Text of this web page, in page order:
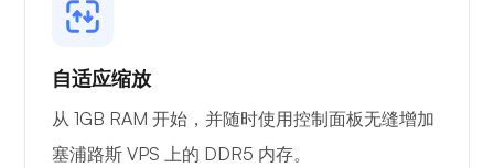
波特纳
自适应缩放
从 1GB RAM 开始，并随时使用控制面板无缝增加
塞浦路斯 VPS 上的 DDR5 内存。